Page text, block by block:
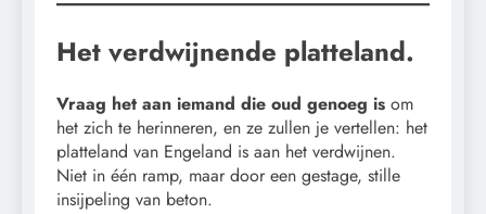
Het verdwijnende platteland.
Vraag het aan iemand die oud genoeg is om
het zich te herinneren, en ze zullen je vertellen: het
platteland van Engeland is aan het verdwijnen.
Niet in één ramp, maar door een gestage, stille
insijpeling van beton.